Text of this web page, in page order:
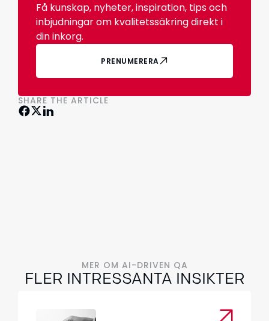
Få kunskap, nyheter, inspiration, tips och
inbjudningar om kvalitetssäkring direkt i
din inkorg.
PRENUMERERA
SHARE THE ARTICLE
MER OM AI-DRIVEN QA
FLER INTRESSANTA INSIKTER